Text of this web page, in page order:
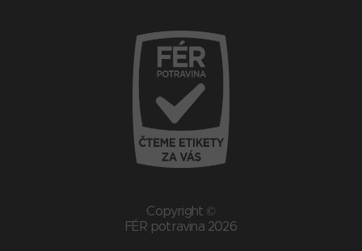
Copyright ©
FÉR potravina 2026